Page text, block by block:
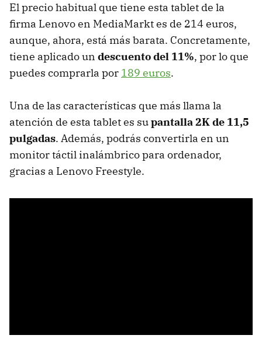
El precio habitual que tiene esta tablet de la
firma Lenovo en MediaMarkt es de 214 euros,
aunque, ahora, está más barata. Concretamente,
tiene aplicado un descuento del 11%, por lo que
puedes comprarla por 189 euros.
Una de las características que más llama la
atención de esta tablet es supantalla 2K de 11,5
pulgadas. Además, podrás convertirla en un
monitor táctil inalámbrico para ordenador,
gracias a Lenovo Freestyle.